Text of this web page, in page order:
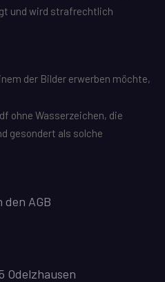
und wird strafrechtlich
der Bilder erwerben möchte,
ohne Wasserzeichen, die
gesondert als solche
AGB
Odelzhausen